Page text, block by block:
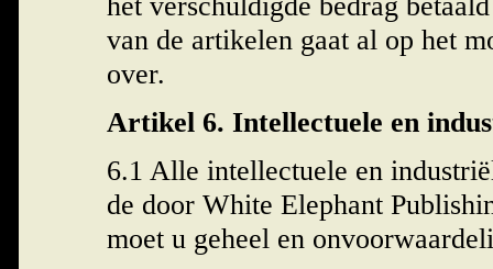
van de artikelen gaat al op het
over.
Artikel 6. Intellectuele en
6.1 Alle intellectuele en
de door White Elephant
moet u geheel en